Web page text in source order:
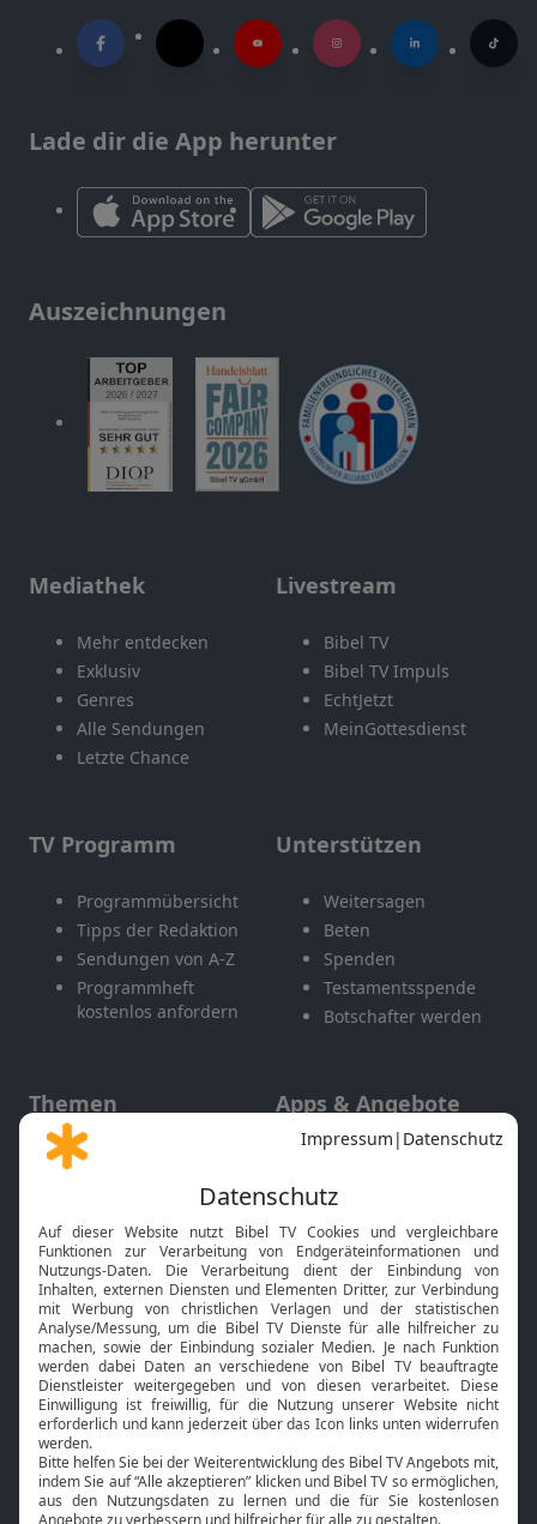
Lade dir die App herunter
Auszeichnungen
Mediathek
Mehr entdecken
Exklusiv
Genres
Alle Sendungen
Letzte Chance
Livestream
Bibel TV
Bibel TV Impuls
EchtJetzt
MeinGottesdienst
TV Programm
Programmübersicht
Tipps der Redaktion
Sendungen von A-Z
Programmheft
kostenlos anfordern
Unterstützen
Weitersagen
Beten
Spenden
Testamentsspende
Botschafter werden
Themen
Gott und Bibel erklärt
Neuigkeiten
Apps & Angebote
Mobile App
Smart TV
HbbTV
Bibelthek Online-Bibel
Nächster Gottesdienst
Bibel TV
Über uns
Jobs
Service
Kontakt
TV-Empfang